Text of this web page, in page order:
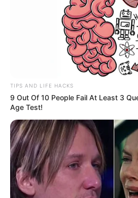
TIPS AND LIFE HACKS
9 Out Of 10 People Fail At Least 3
Age Test!